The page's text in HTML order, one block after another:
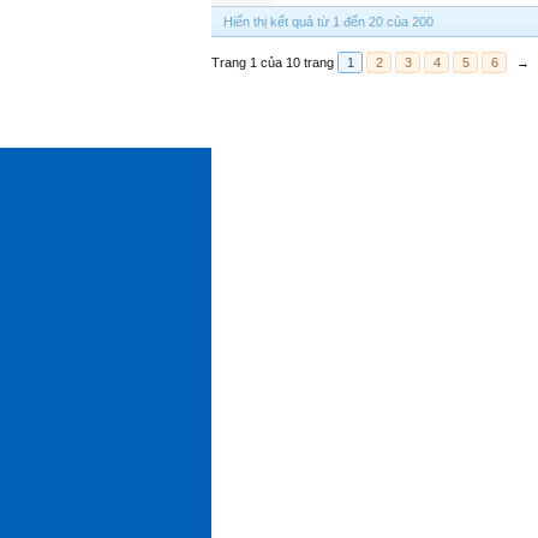
Hiển thị kết quả từ 1 đến 20 của 200
Trang 1 của 10 trang 1 2 3 4 5 6 →